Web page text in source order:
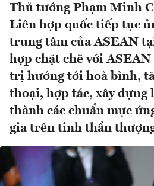
Thủ tướng Phạm Minh
Liên hợp quốc tiếp tục
trung tâm của ASEAN
hợp chặt chẽ với ASEAN
trị hướng tới hoà bình,
thoại, hợp tác, xây
thành các chuẩn mực
gia trên tinh thần